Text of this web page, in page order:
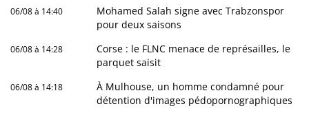
06/08 à 14:40
Mohamed Salah signe avec Trabzonspor
pour deux saisons
06/08 à 14:28
Corse : le FLNC menace de représailles, le
parquet saisit
06/08 à 14:18
À Mulhouse, un homme condamné pour
détention d'images pédopornographiques